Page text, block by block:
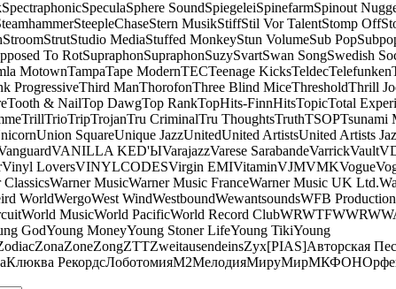
SpectraphonicSpeculaSphere SoundSpiegeleiSpinefarmSpinout
SteepleChaseStern MusikStiffStil Vor TalentStomp Off
StroomStrutStudio MediaStuffed MonkeyStun VolumeSub Pop
To RotSupraphonSupraphonSuzySvartSwan SongSwedish
MotownTampaTape ModernTECTeenage KicksTeldecTelefunken
ProgressiveThird ManThorofonThree Blind MiceThresholdThrill
Tooth & NailTop DawgTop RankTopHits-FinnHitsTopicTotal
TrillTrioTripTrojanTru CriminalTru ThoughtsTruthTSOPTsunami
Union SquareUnique JazzUnitedUnited ArtistsUnited Artists
VANILLA KED'ЫVarajazzVarese SarabandeVarrickVault
Vinyl LoversVINYLCODESVirgin EMIVitaminVJMVMKVogue
ClassicsWarner MusicWarner Music FranceWarner Music UK Ltd.
WorldWergoWest WindWestboundWewantsoundsWFB
World MusicWorld PacificWorld Record ClubWRWTFWWR
GodYoung MoneyYoung Stoner LifeYoung TikiYoung
ZonaZoneZongZTTZweitausendeinsZyx[PIAS]Авторская
Клюква РекордсЛоботомияМ2МелодияМируМирМКФОН